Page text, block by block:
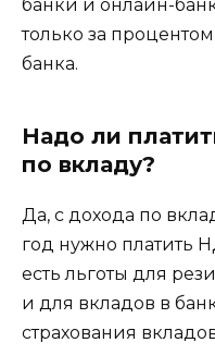
банки и онлайн-
только за
банка.
Надо ли
по вкладу?
Да, с дохода по
год нужно платить
есть льготы для
и для вкладов в
страхования